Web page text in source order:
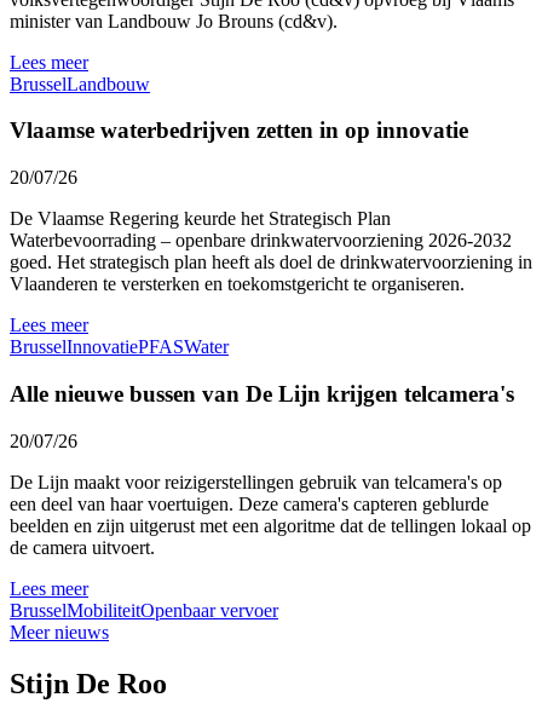
minister van Landbouw Jo Brouns (cd&v).
Lees meer
BrusselLandbouw
Vlaamse waterbedrijven zetten in op innovatie
20/07/26
De Vlaamse Regering keurde het Strategisch Plan
Waterbevoorrading – openbare drinkwatervoorziening 2026-2032
goed. Het strategisch plan heeft als doel de drinkwatervoorziening in
Vlaanderen te versterken en toekomstgericht te organiseren.
Lees meer
BrusselInnovatiePFASWater
Alle nieuwe bussen van De Lijn krijgen telcamera's
20/07/26
De Lijn maakt voor reizigerstellingen gebruik van telcamera's op
een deel van haar voertuigen. Deze camera's capteren geblurde
beelden en zijn uitgerust met een algoritme dat de tellingen lokaal op
de camera uitvoert.
Lees meer
BrusselMobiliteitOpenbaar vervoer
Meer nieuws
Stijn De Roo